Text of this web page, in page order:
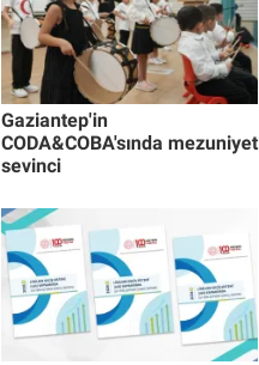
Gaziantep'in
CODA&COBA'sında mezuniyet
sevinci